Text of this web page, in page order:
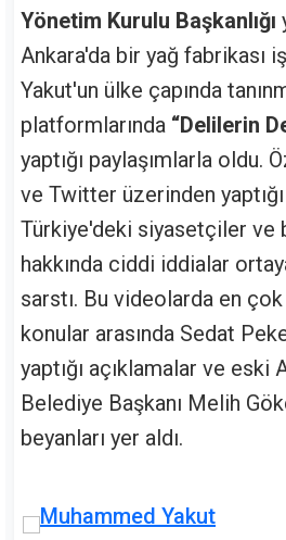
Yönetim Kurulu Başkanlığı
Ankara'da bir yağ fabrikası
Yakut'un ülke çapında
platformlarında “Delilerin
yaptığı paylaşımlarla oldu.
ve Twitter üzerinden yaptığı
Türkiye'deki siyasetçiler ve
hakkında ciddi iddialar
sarstı. Bu videolarda en
konular arasında Sedat
yaptığı açıklamalar ve eski
Belediye Başkanı Melih
beyanları yer aldı.